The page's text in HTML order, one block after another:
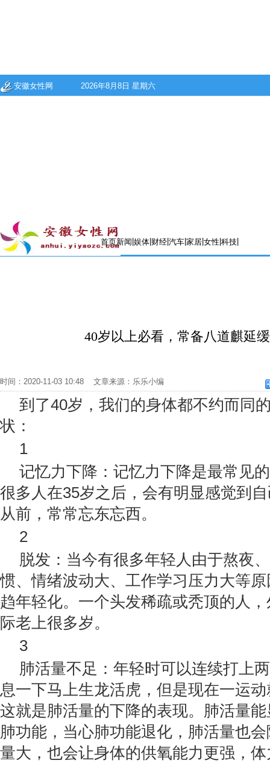
安徽女性网 2026年8月8日 星期六
首页新闻 娱体 财经 汽车 家居 女性 科技
40岁以上必看，常备八道麒延
时间：2020-11-03 10:48 文章来源：乐乐小编
到了40岁，我们的身体都不约而同
状：
1
记忆力下降：记忆力下降是最常见
很多人在35岁之后，会有明显感觉到
从前，常常忘东忘西。
2
脱发：当今有很多年轻人由于熬夜
惯、情绪波动大、工作学习压力大等
趋年轻化。一个头发稀疏或秃顶的人
际老上很多岁。
3
肺活量不足：年轻时可以连续打上
息一下马上生龙活虎，但是现在一运
这就是肺活量的下降的表现。肺活量
肺功能，当心肺功能退化，肺活量也
量大，也会让身体的供氧能力更强，